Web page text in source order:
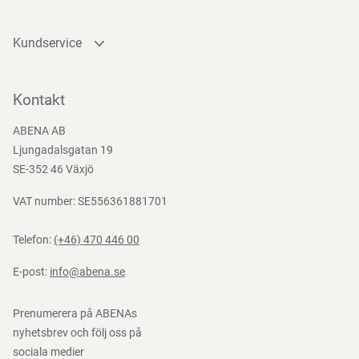
Teststandarder
Kundservice
Bli kund
Nedladdningar
Kontakt
ABENA AB
Ljungadalsgatan 19
SE-352 46 Växjö
VAT number: SE556361881701
Telefon: (+46) 470 446 00
E-post: info@abena.se
Prenumerera på ABENAs
nyhetsbrev och följ oss på
sociala medier